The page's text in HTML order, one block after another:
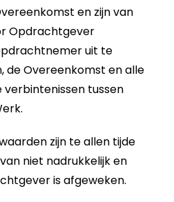
en zijn van
Opdrachtgever
uit te
de Overeenkomst en alle
tussen
zijn te allen tijde
niet nadrukkelijk en
is afgeweken.